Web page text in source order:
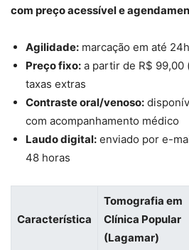
com preço acessível e
Agilidade: marcação em até
Preço fixo: a partir de R$ 99,00
taxas extras
Contraste oral/venoso:
com acompanhamento médico
Laudo digital: enviado por e-
48 horas
Característica
Tomografia em
Clínica Popular
(Lagamar)